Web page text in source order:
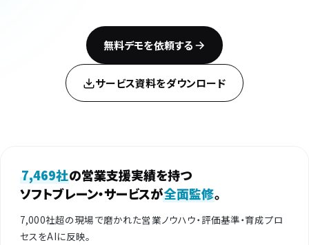
無料デモを依頼する
サービス資料をダウンロード
7,469社の営業支援実績を持つ
ソフトブレーン・サービスが全面監修。
7,000社超の現場で磨かれた営業ノウハウ・評価基準・育成プロ
セスをAIに反映。